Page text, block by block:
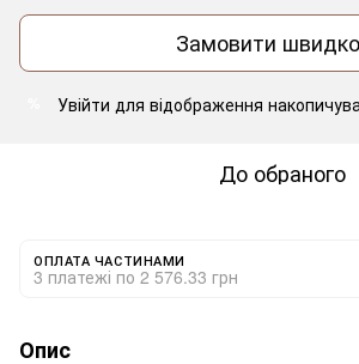
Замовити швидко
Увійти для відображення
До обраного
ОПЛАТА ЧАСТИНАМИ
3 платежі по 2 576.33 грн
Опис